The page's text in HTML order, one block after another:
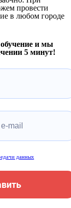
провести
в любом городе
и мы
5 минут!
данных